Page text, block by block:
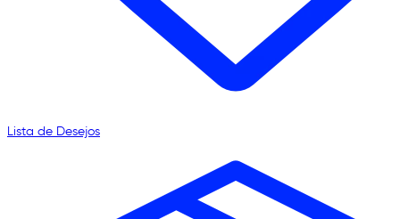
Lista de Desejos